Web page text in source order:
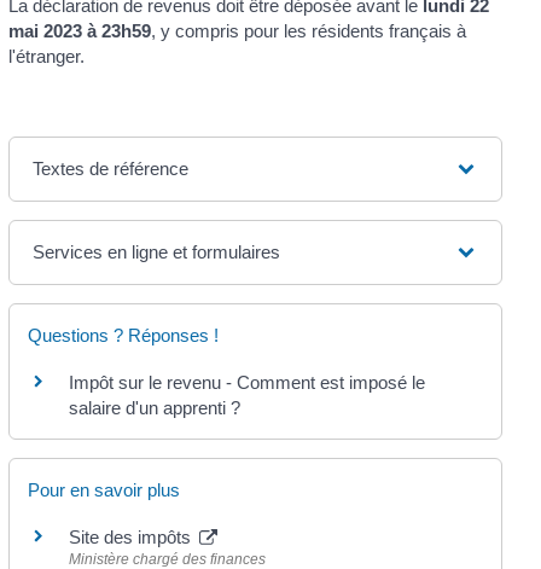
La déclaration de revenus doit être déposée avant le lundi 22
mai 2023 à 23h59, y compris pour les résidents français à
l'étranger.
Textes de référence
Services en ligne et formulaires
Questions ? Réponses !
Impôt sur le revenu - Comment est imposé le
salaire d'un apprenti ?
Pour en savoir plus
Site des impôts
Ministère chargé des finances